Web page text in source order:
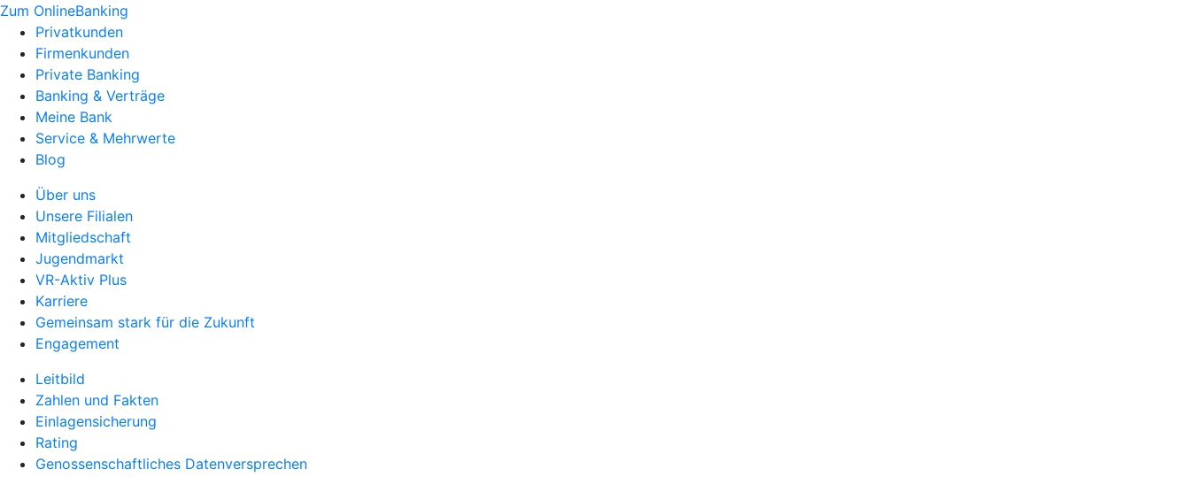
Zum OnlineBanking
Privatkunden
Firmenkunden
Private Banking
Banking & Verträge
Meine Bank
Service & Mehrwerte
Blog
Über uns
Unsere Filialen
Mitgliedschaft
Jugendmarkt
VR-Aktiv Plus
Karriere
Gemeinsam stark für die Zukunft
Engagement
Leitbild
Zahlen und Fakten
Einlagensicherung
Rating
Genossenschaftliches Datenversprechen